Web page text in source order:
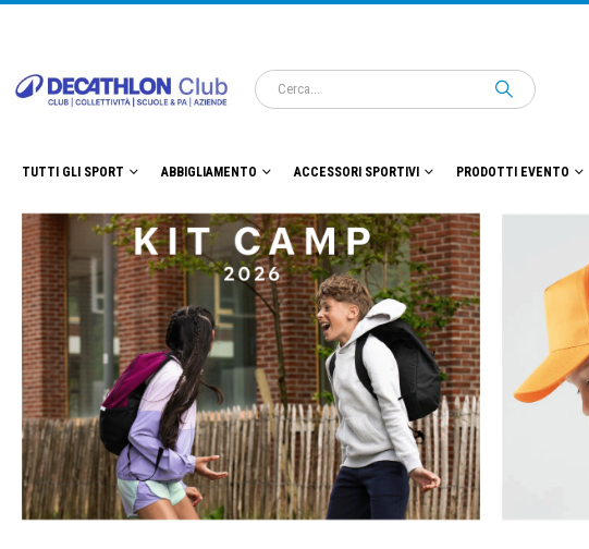
TUTTI GLI SPORT ABBIGLIAMENTO ACCESSORI SPORTIVI PRODOTTI EVENTO